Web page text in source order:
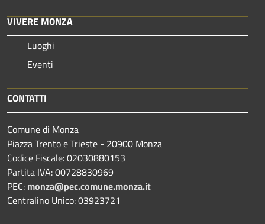
VIVERE MONZA
Luoghi
Eventi
CONTATTI
Comune di Monza
Piazza Trento e Trieste - 20900 Monza
Codice Fiscale: 02030880153
Partita IVA: 00728830969
PEC: monza@pec.comune.monza.it
Centralino Unico: 03923721